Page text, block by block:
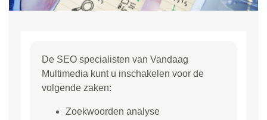
De SEO specialisten van Vandaag
Multimedia kunt u inschakelen voor de
volgende zaken:
Zoekwoorden analyse